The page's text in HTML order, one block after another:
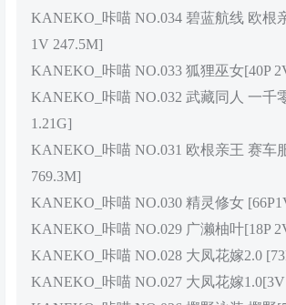
KANEKO_咔喵 NO.034 碧蓝航线 欧根
1V 247.5M]
KANEKO_咔喵 NO.033 狐狸巫女[40P
KANEKO_咔喵 NO.032 武藏同人 一千
1.21G]
KANEKO_咔喵 NO.031 欧根亲王 赛车
769.3M]
KANEKO_咔喵 NO.030 精灵修女
KANEKO_咔喵 NO.029 广濑柚叶[18P
KANEKO_咔喵 NO.028 大凤花嫁2.0
KANEKO_咔喵 NO.027 大凤花嫁1.0[3V